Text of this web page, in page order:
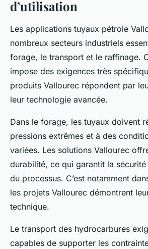
d’utilisation
Les applications tuyaux pétrole
nombreux secteurs industriels
forage, le transport et le raffinage.
impose des exigences très
produits Vallourec répondent par
leur technologie avancée.
Dans le forage, les tuyaux doivent
pressions extrêmes et à des
variées. Les solutions Vallourec
durabilité, ce qui garantit la
du processus. C’est notamment
les projets Vallourec démontrent
technique.
Le transport des hydrocarbures
capables de supporter les